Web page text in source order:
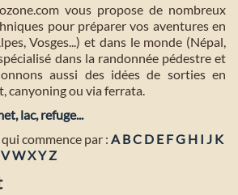
vous propose de nombreux
pour préparer vos aventures en
Vosges...) et dans le monde (Népal,
dans la randonnée pédestre et
aussi des idées de sorties en
canyoning ou via ferrata.
lac, refuge...
commence par : A BC D E FG H I J K
VWXY Z